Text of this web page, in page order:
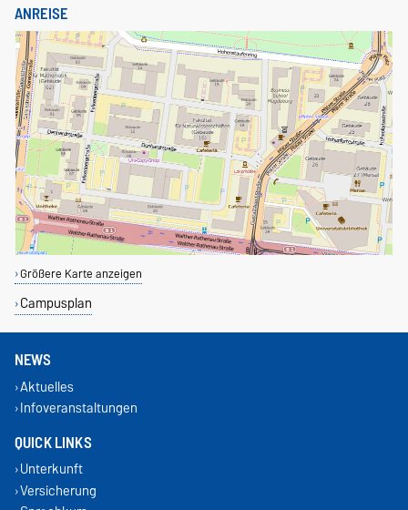
ANREISE
Größere Karte anzeigen
Campusplan
NEWS
Aktuelles
Infoveranstaltungen
QUICK LINKS
Unterkunft
Versicherung